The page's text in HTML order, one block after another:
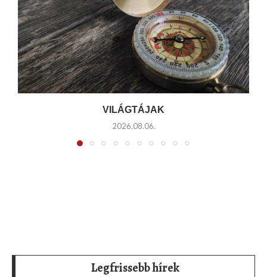
VILÁGTÁJAK
2026.08.06.
Legfrissebb hírek